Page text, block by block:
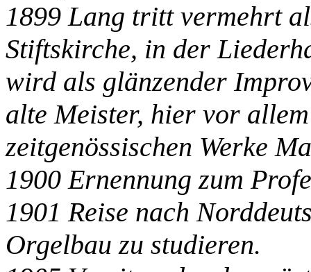
1899 Lang tritt vermehrt
Stiftskirche, in der
wird als glänzender
alte Meister, hier vor
zeitgenössischen Werke
1900 Ernennung zum
1901 Reise nach
Orgelbau zu studieren.